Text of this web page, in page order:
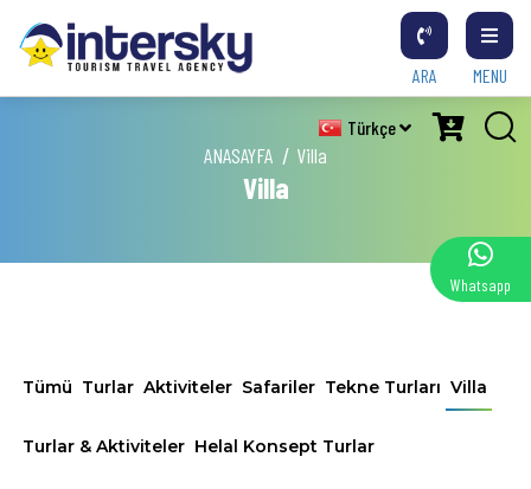
MENU
ARA
Türkçe
ANASAYFA Villa
Villa
Tümü Turlar Aktiviteler Safariler Tekne Turları Villa
Turlar & Aktiviteler Helal Konsept Turlar
Whatsapp